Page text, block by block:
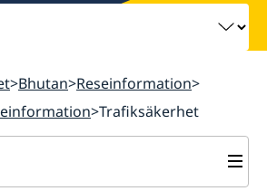
Bhutan Reseinformation
Trafiksäkerhet